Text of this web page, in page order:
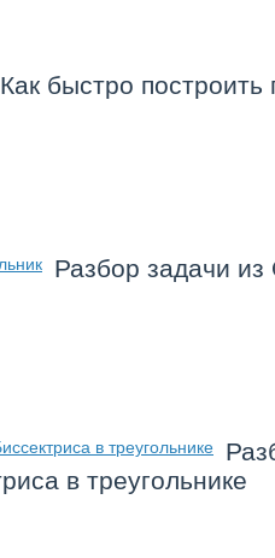
Как быстро
Разбор задачи
в треугольнике